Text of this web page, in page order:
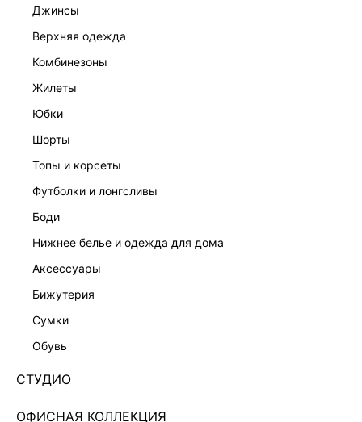
джинсы
верхняя одежда
комбинезоны
жилеты
юбки
шорты
топы и корсеты
футболки и лонгсливы
боди
нижнее белье и одежда для дома
аксессуары
бижутерия
сумки
обувь
СТУДИО
ОФИСНАЯ КОЛЛЕКЦИЯ
ХИТ
ЖАКЕТ ПРИТАЛЕННОГО КРОЯ 5358202611-50
9 599 ₽